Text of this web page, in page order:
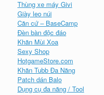
Thùng xe máy Givi
Giày leo núi
Căn cứ – BaseCamp
Đèn bàn độc đáo
Khăn Mùi Xoa
Sexy Shop
HotgameStore.com
Khăn Tubb Đa Năng
Patch dán Balo
Dụng cụ đa năng / Tool